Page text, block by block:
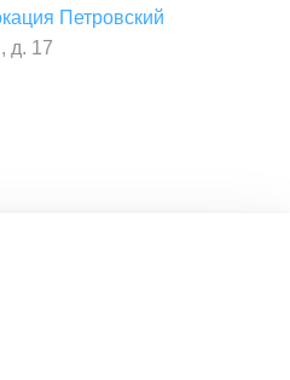
Петровский
д. 17